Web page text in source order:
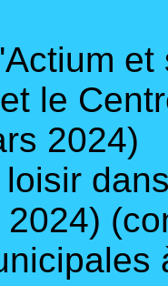
le
2024)